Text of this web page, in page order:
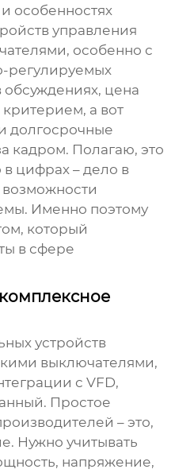
особенностях
управления
, особенно с
регулируемых
обсуждениях, цена
а вот
долгосрочные
кадром. Полагаю, это
цифрах – дело в
Именно поэтому
который
в сфере
устройств
выключателями,
сVFD,
Простое
– это,
Нужно учитывать
напряжение,